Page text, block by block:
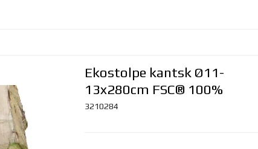
Ekostolpe kantsk Ø11-
13x280cm FSC® 100%
3210284